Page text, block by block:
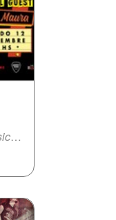
Canciones, Fiesta con música en vivo